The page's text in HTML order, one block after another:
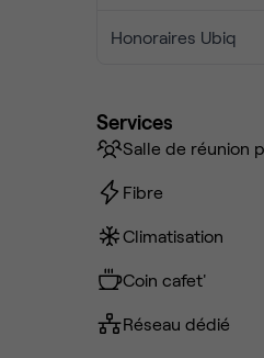
Honoraires Ubiq
Services
Salle de réunion
Fibre
Climatisation
Coin cafet'
Réseau dédié